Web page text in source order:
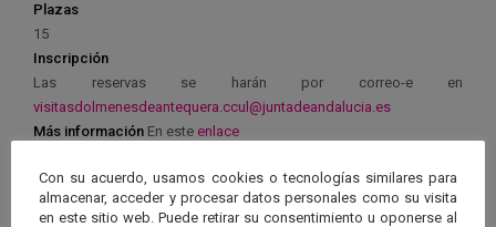
Plazas
15
Inscripción
Las reservas se harán por correo-e en
visitasdolmenesdeantequera.ccul@juntadeandalucia.es
Más información En este enlace
Con su acuerdo, usamos cookies o tecnologías similares para
almacenar, acceder y procesar datos personales como su visita
en este sitio web. Puede retirar su consentimiento u oponerse al